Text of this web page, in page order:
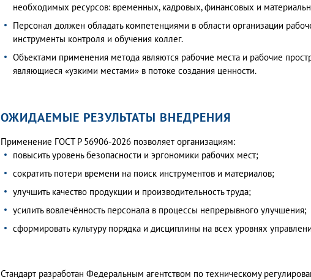
необходимых ресурсов: временных, кадровых, финансовых и
Персонал должен обладать компетенциями в области организации
инструменты контроля и обучения коллег.
Объектами применения метода являются рабочие места и рабочие
являющиеся «узкими местами» в потоке создания ценности.
ОЖИДАЕМЫЕ РЕЗУЛЬТАТЫ ВНЕДРЕНИЯ
Применение ГОСТ Р 56906-2026 позволяет организациям:
повысить уровень безопасности и эргономики рабочих мест;
сократить потери времени на поиск инструментов и материалов;
улучшить качество продукции и производительность труда;
усилить вовлечённость персонала в процессы непрерывного улучшения;
сформировать культуру порядка и дисциплины на всех уровнях
Стандарт разработан Федеральным агентством по техническому